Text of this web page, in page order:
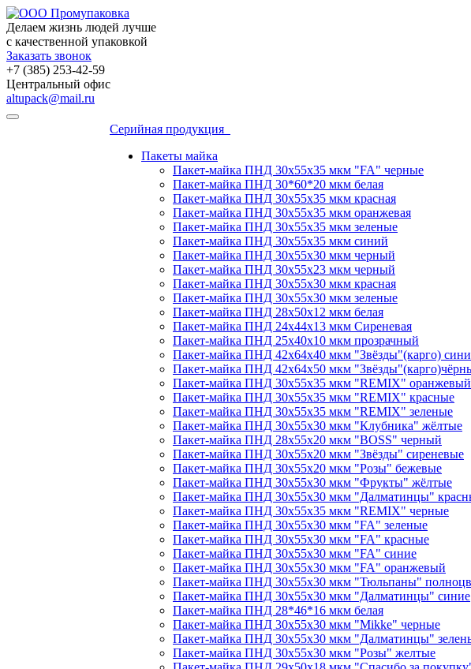
Делаем жизнь людей лучше
с качественной упаковкой
Заказать звонок
+7 (385) 253-42-59
Центральный офис
altupack@mail.ru
Серийная продукция
Пакеты майка
Пакет-майка ПНД 30х55х35 мкм "FA" черные
Пакет-майка ПНД 30*60*20 мкм белая
Пакет-майка ПНД 30х55х35 мкм красная
Пакет-майка ПНД 30х55х35 мкм оранжевая
Пакет-майка ПНД 30х55х35 мкм зеленые
Пакет-майка ПНД 30х55х35 мкм синий
Пакет-майка ПНД 30х55х30 мкм черный
Пакет-майка ПНД 30х55х23 мкм черный
Пакет-майка ПНД 30х55х30 мкм красная
Пакет-майка ПНД 30х55х30 мкм зеленые
Пакет-майка ПНД 28x50x12 мкм белая
Пакет-майка ПНД 24х44х13 мкм Сиреневая
Пакет-майка ПНД 25x40x10 мкм прозрачный
Пакет-майка ПНД 42х64х40 мкм "Звёзды"(карго)
Пакет-майка ПНД 42х64х50 мкм
Пакет-майка ПНД 30х55х35 мкм "REMIX" оранжевый
Пакет-майка ПНД 30х55х35 мкм "REMIX" красные
Пакет-майка ПНД 30х55х35 мкм "REMIX" зеленые
Пакет-майка ПНД 30х55х30 мкм "Клубника" жёлтые
Пакет-майка ПНД 28х55х20 мкм "BOSS" черный
Пакет-майка ПНД 30х55х20 мкм "Звёзды" сиреневые
Пакет-майка ПНД 30х55х20 мкм "Розы" бежевые
Пакет-майка ПНД 30х55х30 мкм "Фрукты" жёлтые
Пакет-майка ПНД 30х55х30 мкм "Далматинцы"
Пакет-майка ПНД 30х55х35 мкм "REMIX" черные
Пакет-майка ПНД 30х55х30 мкм "FA" зеленые
Пакет-майка ПНД 30х55х30 мкм "FA" красные
Пакет-майка ПНД 30х55х30 мкм "FA" синие
Пакет-майка ПНД 30х55х30 мкм "FA" оранжевый
Пакет-майка ПНД 30х55х30 мкм "Тюльпаны"
Пакет-майка ПНД 30х55х30 мкм "Далматинцы" синие
Пакет-майка ПНД 28*46*16 мкм белая
Пакет-майка ПНД 30х55х30 мкм "Mikke" черные
Пакет-майка ПНД 30х55х30 мкм "Далматинцы"
Пакет-майка ПНД 30х55х30 мкм "Розы" желтые